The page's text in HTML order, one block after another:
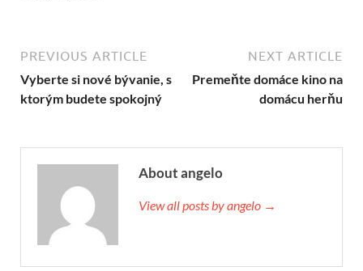
PREVIOUS ARTICLE
Vyberte si nové bývanie, s
ktorým budete spokojný
NEXT ARTICLE
Premeňte domáce kino na
domácu herňu
About angelo
View all posts by angelo →